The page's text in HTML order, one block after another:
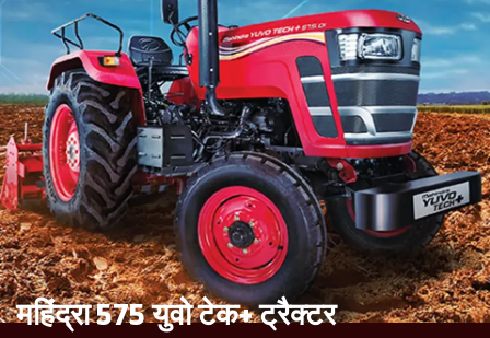
महिंद्रा 575 युवो टेक+ ट्रैक्टर